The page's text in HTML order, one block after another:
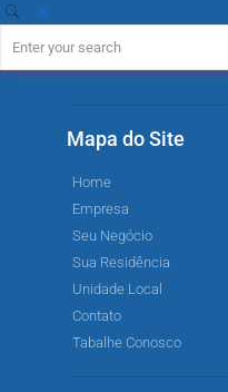
Mapa do Site
Home
Empresa
Seu Negócio
Sua Residência
Unidade Local
Contato
Tabalhe Conosco